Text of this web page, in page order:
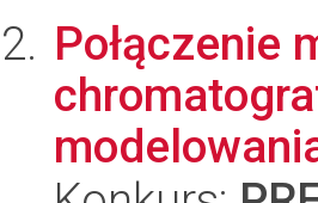
Połączenie